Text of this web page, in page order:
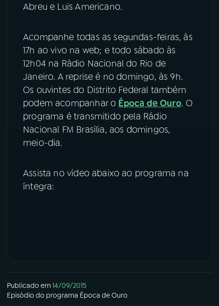
ACOMPANHE A RÁDIO NACIONAL
YouTube Facebook
Instagram X
TikTok
Abreu e Luis Americano.
Acompanhe todas as segundas-feiras, às
17h ao vivo na web; e todo sábado às
12h04 na Rádio Nacional do Rio de
Janeiro. A reprise é no domingo, às 9h.
Os ouvintes do Distrito Federal também
podem acompanhar o Época de Ouro. O
programa é transmitido pela Rádio
Nacional FM Brasília, aos domingos,
meio-dia.
Assista no vídeo abaixo ao programa na
íntegra:
Publicado em14/09/2015
Episódio do programa Época de Ouro